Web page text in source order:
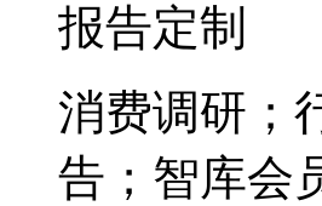
报告定制
消费调研；
告；智库会